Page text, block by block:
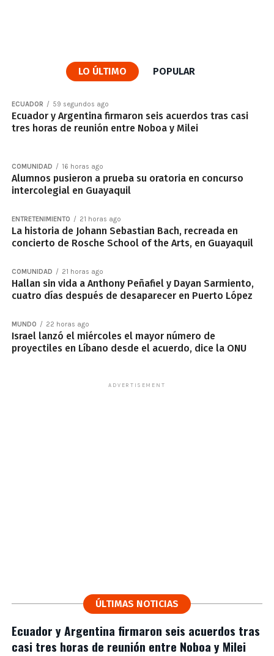
LO ÚLTIMO POPULAR
ECUADOR 59 segundos ago
Ecuador y Argentina firmaron seis acuerdos tras casi
tres horas de reunión entre Noboa y Milei
COMUNIDAD 16 horas ago
Alumnos pusieron a prueba su oratoria en concurso
intercolegial en Guayaquil
ENTRETENIMIENTO 21 horas ago
La historia de Johann Sebastian Bach, recreada en
concierto de Rosche School of the Arts, en Guayaquil
COMUNIDAD 21 horas ago
Hallan sin vida a Anthony Peñafiel y Dayan Sarmiento,
cuatro días después de desaparecer en Puerto López
MUNDO 22 horas ago
Israel lanzó el miércoles el mayor número de
proyectiles en Líbano desde el acuerdo, dice la ONU
ADVERTISEMENT
ÚLTIMAS NOTICIAS
Ecuador y Argentina firmaron seis acuerdos tras
casi tres horas de reunión entre Noboa y Milei